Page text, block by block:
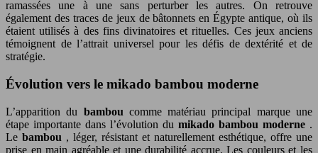
ramassées une à une sans perturber les autres. On retrouve
également des traces de jeux de bâtonnets en Égypte antique, où ils
étaient utilisés à des fins divinatoires et rituelles. Ces jeux anciens
témoignent de l’attrait universel pour les défis de dextérité et de
stratégie.
Évolution vers le mikado bambou moderne
L’apparition du bambou comme matériau principal marque une
étape importante dans l’évolution du mikado bambou moderne .
Le bambou , léger, résistant et naturellement esthétique, offre une
prise en main agréable et une durabilité accrue. Les couleurs et les